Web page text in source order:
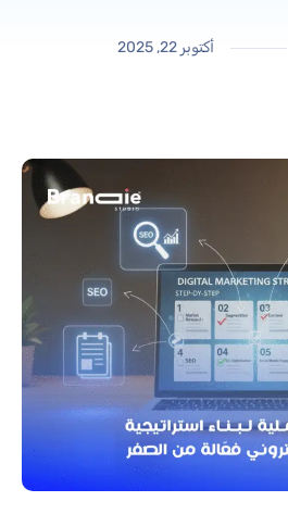
أكتوبر 22, 2025